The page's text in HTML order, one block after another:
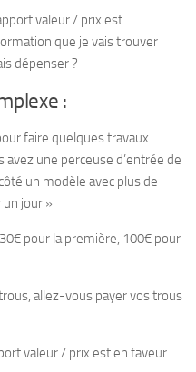
valeur / prix est
que je vais trouver
dépenser ?
:
faire quelques travaux
avez une perceuse d’entrée de
un modèle avec plus de
jour »
pour la première, 100€ pour
allez-vous payer vos trous
valeur / prix est en faveur